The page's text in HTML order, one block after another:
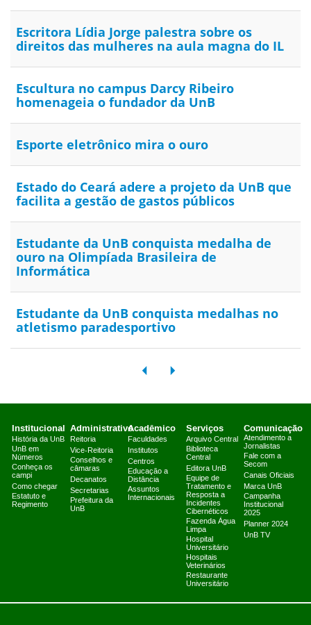
Escritora Lídia Jorge palestra sobre os
direitos das mulheres na aula magna do IL
Escultura no campus Darcy Ribeiro
homenageia o fundador da UnB
Esporte eletrônico mira o ouro
Estado do Ceará adere a projeto da UnB que
facilita a gestão de gastos públicos
Estudante da UnB conquista medalha de
ouro na Olimpíada Brasileira de
Informática
Estudante da UnB conquista medalhas no
atletismo paradesportivo
Institucional
História da UnB
UnB em
Números
Conheça os
campi
Como chegar
Estatuto e
Regimento
Administrativo
Reitoria
Vice-Reitoria
Conselhos e
câmaras
Decanatos
Secretarias
Prefeitura da
UnB
Acadêmico
Faculdades
Institutos
Centros
Educação a
Distância
Assuntos
Internacionais
Serviços
Arquivo Central
Biblioteca
Central
Editora UnB
Equipe de
Tratamento e
Resposta a
Incidentes
Cibernéticos
Fazenda Água
Limpa
Hospital
Universitário
Hospitais
Veterinários
Restaurante
Universitário
Comunicação
Atendimento a
Jornalistas
Fale com a
Secom
Canais Oficiais
Marca UnB
Campanha
Institucional
2025
Planner 2024
UnB TV